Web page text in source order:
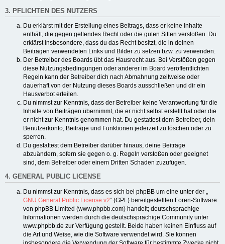
3. PFLICHTEN DES NUTZERS
Du erklärst mit der Erstellung eines Beitrags, dass er keine Inhalte
enthält, die gegen geltendes Recht oder die guten Sitten verstoßen. Du
erklärst insbesondere, dass du das Recht besitzt, die in deinen
Beiträgen verwendeten Links und Bilder zu setzen bzw. zu verwenden.
Der Betreiber des Boards übt das Hausrecht aus. Bei Verstößen gegen
diese Nutzungsbedingungen oder anderer im Board veröffentlichten
Regeln kann der Betreiber dich nach Abmahnung zeitweise oder
dauerhaft von der Nutzung dieses Boards ausschließen und dir ein
Hausverbot erteilen.
Du nimmst zur Kenntnis, dass der Betreiber keine Verantwortung für die
Inhalte von Beiträgen übernimmt, die er nicht selbst erstellt hat oder die
er nicht zur Kenntnis genommen hat. Du gestattest dem Betreiber, dein
Benutzerkonto, Beiträge und Funktionen jederzeit zu löschen oder zu
sperren.
Du gestattest dem Betreiber darüber hinaus, deine Beiträge
abzuändern, sofern sie gegen o. g. Regeln verstoßen oder geeignet
sind, dem Betreiber oder einem Dritten Schaden zuzufügen.
4. GENERAL PUBLIC LICENSE
Du nimmst zur Kenntnis, dass es sich bei phpBB um eine unter der „
GNU General Public License v2“ (GPL) bereitgestellten Foren-Software
von phpBB Limited (www.phpbb.com) handelt; deutschsprachige
Informationen werden durch die deutschsprachige Community unter
www.phpbb.de zur Verfügung gestellt. Beide haben keinen Einfluss auf
die Art und Weise, wie die Software verwendet wird. Sie können